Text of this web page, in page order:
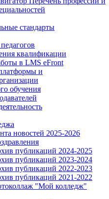
стандарты
квалификации
в LMS eFront
и
обучения
новостей 2025-2026
публикаций 2024-2025
публикаций 2023-2024
публикаций 2022-2023
публикаций 2021-2022
"Мой колледж"